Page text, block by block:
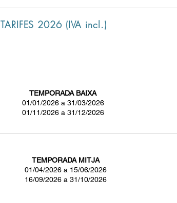
TARIFES 2026 (IVA incl.)
TEMPORADA BAIXA
01/01/2026 a 31/03/2026
01/11/2026 a 31/12/2026
TEMPORADA MITJA
01/04/2026 a 15/06/2026
16/09/2026 a 31/10/2026